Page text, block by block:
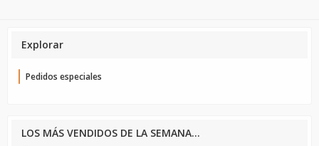
Explorar
Pedidos especiales
LOS MÁS VENDIDOS DE LA SEMANA...